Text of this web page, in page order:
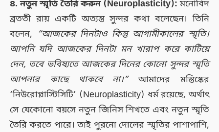
৪. নতুন স্মৃতি তৈরি করুন (Neuroplasticity): মনোবিদ
ব্রততী রায় একটি অত্যন্ত সুন্দর কথা বলেছেন। তিনি
বলেন,
“আজকের দিনটাও কিন্তু আগামীকালের স্মৃতি।
আপনি যদি আজকের দিনটা মন খারাপ করে কাটিয়ে
দেন, তবে ভবিষ্যতে আজকের দিনের কোনো সুন্দর স্মৃতি
আপনার কাছে থাকবে না।”আমাদের মস্তিষ্কের
‘নিউরোপ্লাস্টিসিটি’ (Neuroplasticity) ধর্ম রয়েছে, অর্থাৎ
সে যেকোনো বয়সে নতুন জিনিস শিখতে এবং নতুন স্মৃতি
তৈরি করতে পারে। তাই পুরনো দোলের স্মৃতির পাশাপাশি,